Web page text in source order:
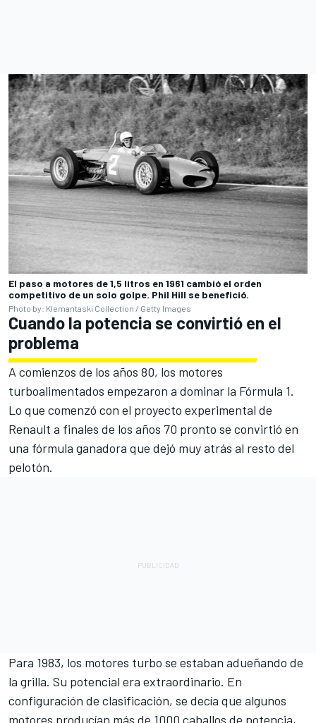
El paso a motores de 1,5 litros en 1961 cambió el orden
competitivo de un solo golpe. Phil Hill se benefició.
Photo by: Klemantaski Collection / Getty Images
Cuando la potencia se convirtió en el
problema
A comienzos de los años 80, los motores
turboalimentados empezaron a dominar la Fórmula 1.
Lo que comenzó con el proyecto experimental de
Renault a finales de los años 70 pronto se convirtió en
una fórmula ganadora que dejó muy atrás al resto del
pelotón.
Para 1983, los motores turbo se estaban adueñando de
la grilla. Su potencial era extraordinario. En
configuración de clasificación, se decía que algunos
motores producían más de 1000 caballos de potencia,